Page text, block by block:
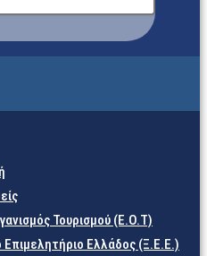
Τουρισμού (Ε.Ο.Τ)
Επιμελητήριο Ελλάδος (Ξ.Ε.Ε.)